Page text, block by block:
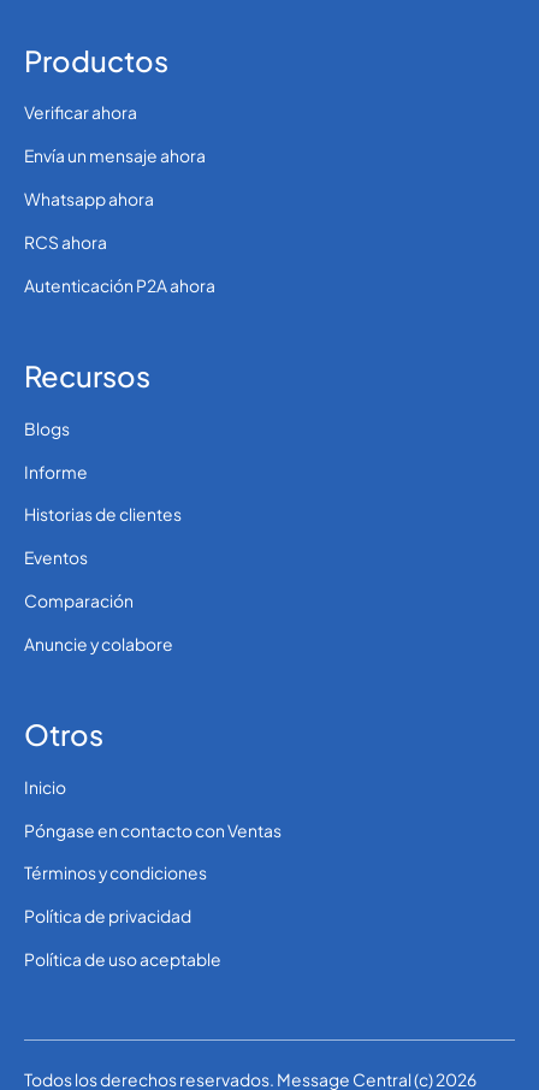
Productos
Verificar ahora
Envía un mensaje ahora
Whatsapp ahora
RCS ahora
Autenticación P2A ahora
Recursos
Blogs
Informe
Historias de clientes
Eventos
Comparación
Anuncie y colabore
Otros
Inicio
Póngase en contacto con Ventas
Términos y condiciones
Política de privacidad
Política de uso aceptable
Todos los derechos reservados. Message Central (c) 2026